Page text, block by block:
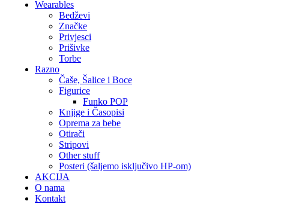
Wearables
Bedževi
Značke
Privjesci
Prišivke
Torbe
Razno
Čaše, Šalice i Boce
Figurice
Funko POP
Knjige i Časopisi
Oprema za bebe
Otirači
Stripovi
Other stuff
Posteri (šaljemo isključivo HP-om)
AKCIJA
O nama
Kontakt